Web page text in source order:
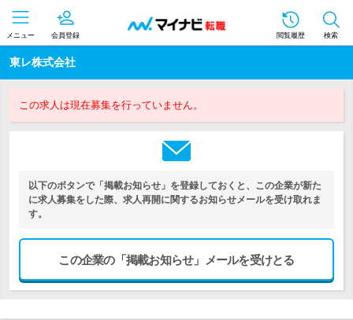
メニュー 会員登録 閲覧履歴 検索
東レ株式会社
この求人は現在募集を行っていません。
以下のボタンで「掲載お知らせ」を登録しておくと、この企業が新た
に求人募集をした際、求人再開に関するお知らせメールを受け取れま
す。
この企業の「掲載お知らせ」メールを受けとる